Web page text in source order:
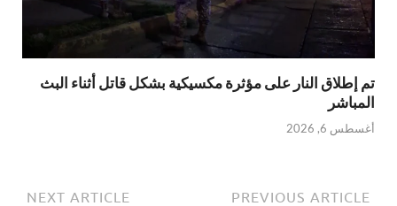
تم إطلاق النار على مؤثرة مكسيكية بشكل قاتل أثناء البث
المباشر
أغسطس 6, 2026
PREVIOUS ARTICLE
NEXT ARTICLE